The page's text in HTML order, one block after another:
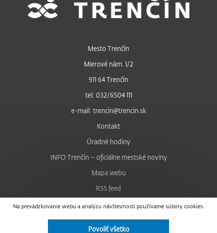
Na prevádzkovanie webu a analýzu návštevnosti používame súbory cookies.
Povoliť všetko
Mesto Trenčín
Mierové nám. 1/2
911 64 Trenčín
tel: 032/6504 111
e-mail: trencin@trencin.sk
Kontakt
Úradné hodiny
INFO Trenčín – oficiálne mestské noviny
Mapa webu
RSS feed
Nastavenie cookies
Facebook